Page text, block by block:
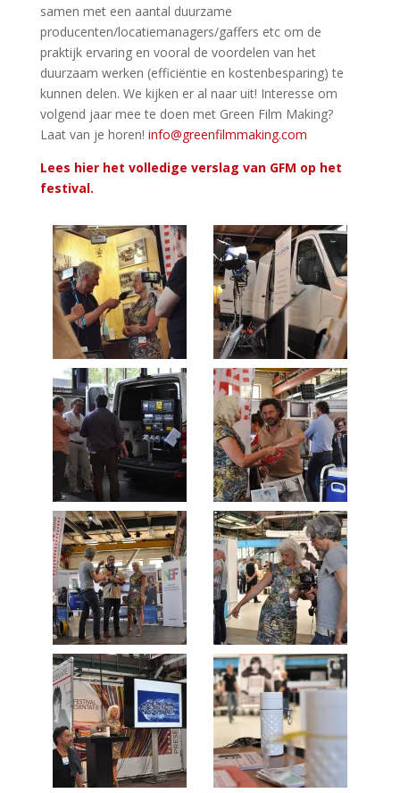
samen met een aantal duurzame
producenten/locatiemanagers/gaffers etc om de
praktijk ervaring en vooral de voordelen van het
duurzaam werken (efficiëntie en kostenbesparing) te
kunnen delen. We kijken er al naar uit! Interesse om
volgend jaar mee te doen met Green Film Making?
Laat van je horen! info@greenfilmmaking.com
Lees hier het volledige verslag van GFM op het
festival.